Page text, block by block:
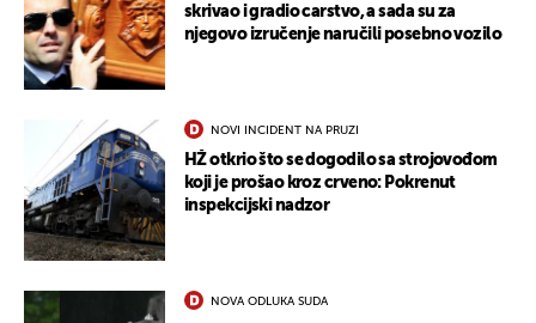
skrivao i gradio carstvo, a sada su za
njegovo izručenje naručili posebno vozilo
NOVI INCIDENT NA PRUZI
HŽ otkrio što se dogodilo sa strojovođom
koji je prošao kroz crveno: Pokrenut
inspekcijski nadzor
NOVA ODLUKA SUDA